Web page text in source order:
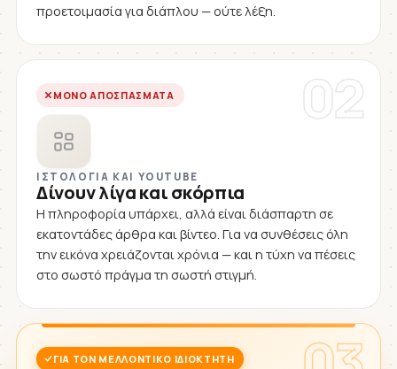
προετοιμασία για διάπλου — ούτε λέξη.
02
ΜΌΝΟ ΑΠΟΣΠΆΣΜΑΤΑ
ΙΣΤΟΛΌΓΙΑ ΚΑΙ YOUTUBE
Δίνουν λίγα και σκόρπια
Η πληροφορία υπάρχει, αλλά είναι διάσπαρτη σε
εκατοντάδες άρθρα και βίντεο. Για να συνθέσεις όλη
την εικόνα χρειάζονται χρόνια — και η τύχη να πέσεις
στο σωστό πράγμα τη σωστή στιγμή.
ΓΙΑ ΤΟΝ ΜΕΛΛΟΝΤΙΚΌ ΙΔΙΟΚΤΉΤΗ